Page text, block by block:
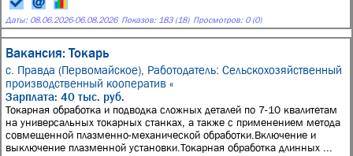
Даты: 08.06.2026-06.08.2026 Показов: 183 (18) Просмотров: 0 (0)
Вакансия: Токарь
с. Правда (Первомайское), Работодатель: Сельскохозяйственный
производственный кооператив «
Зарплата: 40 тыс. руб.
Токарная обработка и подводка сложных деталей по 7-10 квалитетам
на универсальных токарных станках, а также с применением метода
совмещенной плазменно-механической обработки.Включение и
выключение плазменной установки.Токарная обработка длинных ...